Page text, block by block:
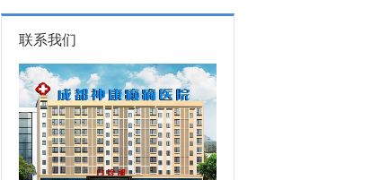
联系我们